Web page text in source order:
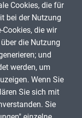
Cookies, die für
bei der Nutzung
Cookies, die wir
die Nutzung
und
werden, um
Wenn Sie
Sie sich mit
Sie